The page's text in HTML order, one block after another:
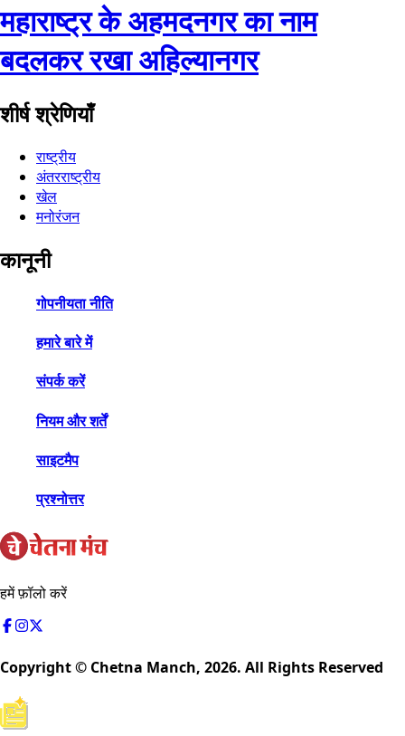
महाराष्ट्र के अहमदनगर का नाम
बदलकर रखा अहिल्यानगर
शीर्ष श्रेणियाँ
राष्ट्रीय
अंतरराष्ट्रीय
खेल
मनोरंजन
कानूनी
गोपनीयता नीति
हमारे बारे में
संपर्क करें
नियम और शर्तें
साइटमैप
प्रश्नोत्तर
हमें फ़ॉलो करें
Copyright © Chetna Manch, 2026. All Rights Reserved